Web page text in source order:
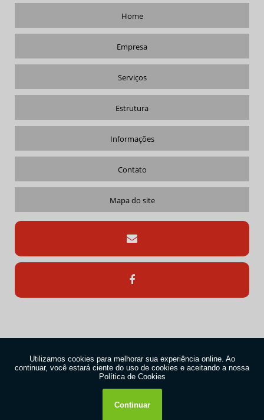
LOCAÇÃO CONTAINER ALMOXARIFADO
LOCAÇÃO CONTAINER ALOJAMENTO
LOCAÇÃO DE CAMINHÃO MUNCK
LOCAÇÃO DE CAMINHÃO MUNCK COM CESTO
LOCAÇÃO DE CAMINHÃO MUNCK SP
LOCAÇÃO DE CONTAINER PARA OBRAS
LOCAÇÃO DE CONTAINER PREÇO
LOCAÇÃO DE CONTAINER VALOR
LOCAÇÃO DE MUNCK AMERICANA
LOCAÇÃO DE MUNCK VALOR
REMOÇÃO INDUSTRIAL
SERVIÇO DE CAMINHÃO MUNCK
SERVIÇO DE IÇAMENTO
Home
Empresa
Serviços
Estrutura
Informações
Contato
Mapa do site
W3C
W3C